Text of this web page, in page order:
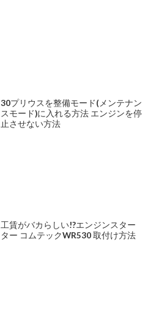
30プリウスを整備モード(メンテナン
スモード)に入れる方法 エンジンを停
止させない方法
工賃がバカらしい!?エンジンスター
ター コムテックWR530 取付け方法